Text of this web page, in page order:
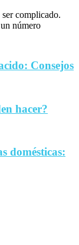
complicado.
número
Consejos
hacer?
domésticas: